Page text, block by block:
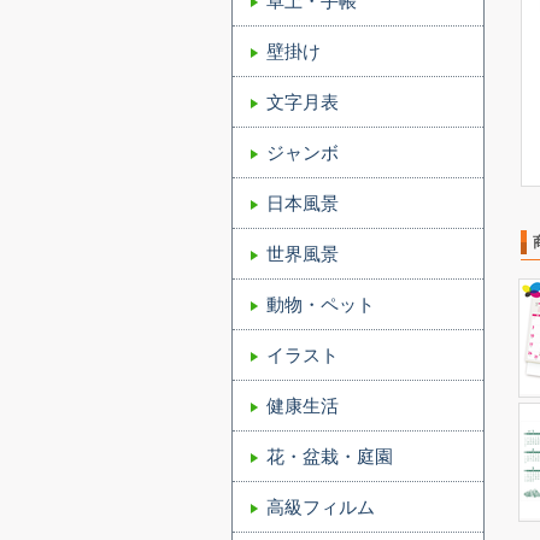
壁掛け
文字月表
ジャンボ
日本風景
世界風景
動物・ペット
イラスト
健康生活
花・盆栽・庭園
高級フィルム